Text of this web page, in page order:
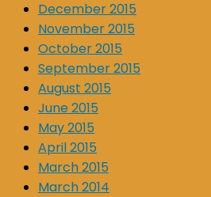
December 2015
November 2015
October 2015
September 2015
August 2015
June 2015
May 2015
April 2015
March 2015
March 2014